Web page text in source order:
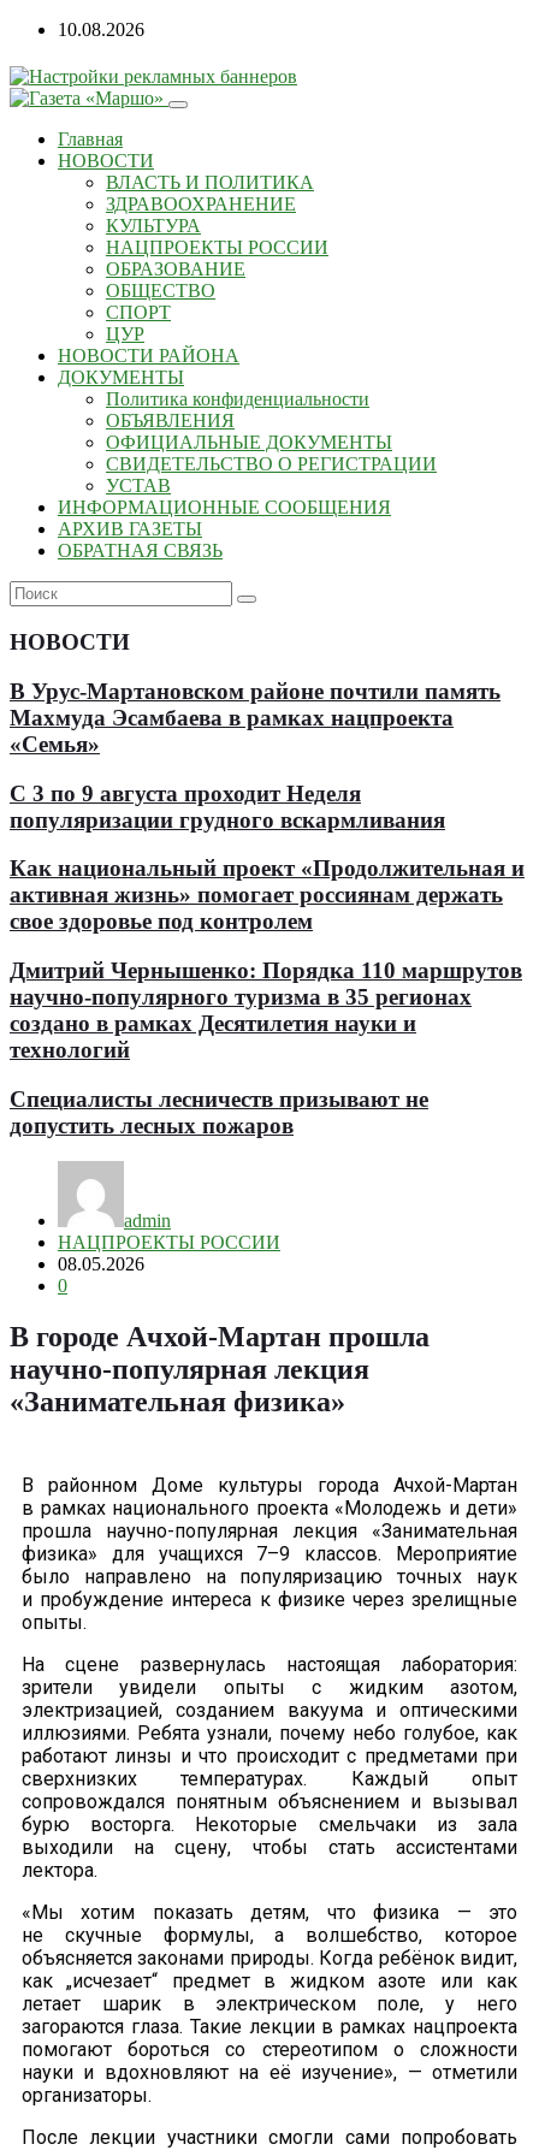
10.08.2026
Главная
НОВОСТИ
ВЛАСТЬ И ПОЛИТИКА
ЗДРАВООХРАНЕНИЕ
КУЛЬТУРА
НАЦПРОЕКТЫ РОССИИ
ОБРАЗОВАНИЕ
ОБЩЕСТВО
СПОРТ
ЦУР
НОВОСТИ РАЙОНА
ДОКУМЕНТЫ
Политика конфиденциальности
ОБЪЯВЛЕНИЯ
ОФИЦИАЛЬНЫЕ ДОКУМЕНТЫ
СВИДЕТЕЛЬСТВО О РЕГИСТРАЦИИ
УСТАВ
ИНФОРМАЦИОННЫЕ СООБЩЕНИЯ
АРХИВ ГАЗЕТЫ
ОБРАТНАЯ СВЯЗЬ
НОВОСТИ
В Урус-Мартановском районе почтили память
Махмуда Эсамбаева в рамках нацпроекта
«Семья»
С 3 по 9 августа проходит Неделя
популяризации грудного вскармливания
Как национальный проект «Продолжительная и
активная жизнь» помогает россиянам держать
свое здоровье под контролем
Дмитрий Чернышенко: Порядка 110 маршрутов
научно-популярного туризма в 35 регионах
создано в рамках Десятилетия науки и
технологий
Специалисты лесничеств призывают не
допустить лесных пожаров
admin
НАЦПРОЕКТЫ РОССИИ
08.05.2026
0
В городе Ачхой-Мартан прошла
научно-популярная лекция
«Занимательная физика»
В районном Доме культуры города Ачхой-Мартан
в рамках национального проекта «Молодежь и дети»
прошла научно-популярная лекция «Занимательная
физика» для учащихся 7–9 классов. Мероприятие
было направлено на популяризацию точных наук
и пробуждение интереса к физике через зрелищные
опыты.
На сцене развернулась настоящая лаборатория:
зрители увидели опыты с жидким азотом,
электризацией, созданием вакуума и оптическими
иллюзиями. Ребята узнали, почему небо голубое, как
работают линзы и что происходит с предметами при
сверхнизких температурах. Каждый опыт
сопровождался понятным объяснением и вызывал
бурю восторга. Некоторые смельчаки из зала
выходили на сцену, чтобы стать ассистентами
лектора.
«Мы хотим показать детям, что физика — это
не скучные формулы, а волшебство, которое
объясняется законами природы. Когда ребёнок видит,
как „исчезает“ предмет в жидком азоте или как
летает шарик в электрическом поле, у него
загораются глаза. Такие лекции в рамках нацпроекта
помогают бороться со стереотипом о сложности
науки и вдохновляют на её изучение», — отметили
организаторы.
После лекции участники смогли сами попробовать